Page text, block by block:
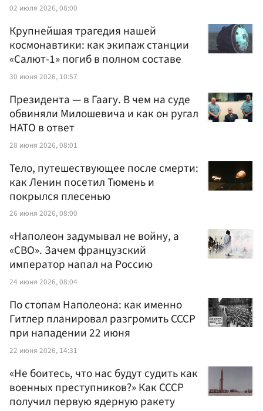
02 июля 2026, 08:00
Крупнейшая трагедия нашей
космонавтики: как экипаж станции
«Салют-1» погиб в полном составе
30 июня 2026, 10:57
Президента — в Гаагу. В чем на суде
обвиняли Милошевича и как он ругал
НАТО в ответ
28 июня 2026, 08:01
Тело, путешествующее после смерти:
как Ленин посетил Тюмень и
покрылся плесенью
26 июня 2026, 08:00
«Наполеон задумывал не войну, а
«СВО». Зачем французский
император напал на Россию
24 июня 2026, 08:04
По стопам Наполеона: как именно
Гитлер планировал разгромить СССР
при нападении 22 июня
22 июня 2026, 14:31
«Не боитесь, что нас будут судить как
военных преступников?» Как СССР
получил первую ядерную ракету